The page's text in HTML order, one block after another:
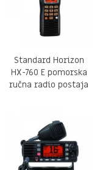
Standard Horizon
HX-760 E pomorska
ručna radio postaja